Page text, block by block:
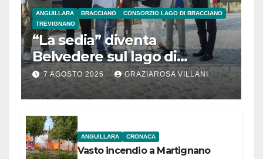
ANGUILLARA BRACCIANO
CONSORZIO LAGO DI BRACCIANO
TREVIGNANO
“La sedia” diventa
Belvedere sul lago di
Bracciano: ieri
l’inaugurazione
7 AGOSTO 2026 GRAZIAROSA VILLANI
ANGUILLARA CRONACA
Vasto incendio a Martignano